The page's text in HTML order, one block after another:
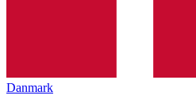
Danmark